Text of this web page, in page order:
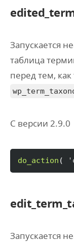
Запускается
таблица
перед тем,
С версии 2.9.0
do_action (
Запускается